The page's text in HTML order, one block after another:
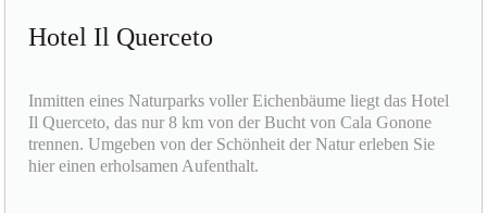
Hotel Il Querceto
Inmitten eines Naturparks voller Eichenbäume liegt das Hotel
Il Querceto, das nur 8 km von der Bucht von Cala Gonone
trennen. Umgeben von der Schönheit der Natur erleben Sie
hier einen erholsamen Aufenthalt.